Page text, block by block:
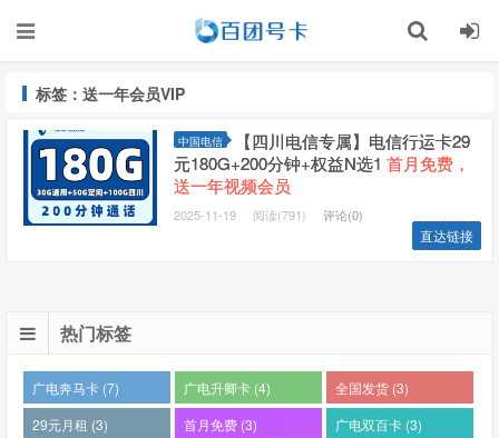
标签：送一年会员VIP
中国电信
【四川电信专属】电信行运卡29
元180G+200分钟+权益N选1 首月免费，
送一年视频会员
2025-11-19 阅读(791) 评论(0)
直达链接
热门标签
广电奔马卡 (7) 广电升卿卡 (4)
全国发货 (3)
29元月租 (3)
首月免费 (3)
广电双百卡 (3)